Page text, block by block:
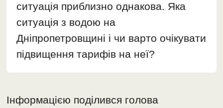
ситуація приблизно однакова. Яка
ситуація з водою на
Дніпропетровщині і чи варто очікувати
підвищення тарифів на неї?
Інформацією поділився голова